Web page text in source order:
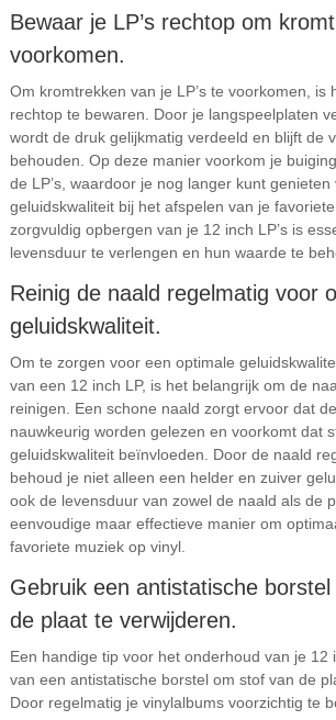
Bewaar je LP’s rechtop om
voorkomen.
Om kromtrekken van je LP’s te voorkomen, is
rechtop te bewaren. Door je langspeelplaten
wordt de druk gelijkmatig verdeeld en blijft de
behouden. Op deze manier voorkom je
de LP’s, waardoor je nog langer kunt
geluidskwaliteit bij het afspelen van je
zorgvuldig opbergen van je 12 inch LP’s is
levensduur te verlengen en hun waarde te
Reinig de naald regelmatig voor
geluidskwaliteit.
Om te zorgen voor een optimale
van een 12 inch LP, is het belangrijk om de
reinigen. Een schone naald zorgt ervoor dat
nauwkeurig worden gelezen en voorkomt dat
geluidskwaliteit beïnvloeden. Door de naald
behoud je niet alleen een helder en zuiver
ook de levensduur van zowel de naald als de
eenvoudige maar effectieve manier om
favoriete muziek op vinyl.
Gebruik een antistatische
de plaat te verwijderen.
Een handige tip voor het onderhoud van je 12
van een antistatische borstel om stof van de
Door regelmatig je vinylalbums voorzichtig te